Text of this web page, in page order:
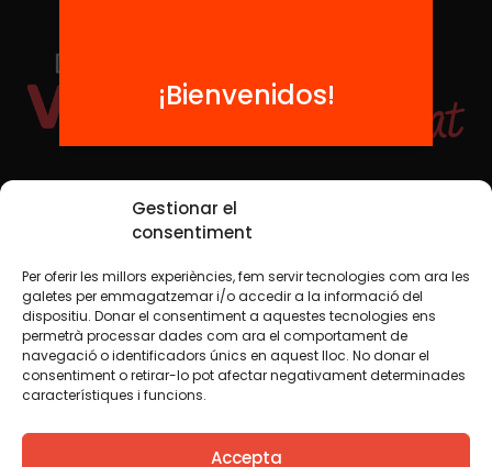
Gestionar el
consentiment
Per oferir les millors experiències, fem servir tecnologies com ara les
galetes per emmagatzemar i/o accedir a la informació del
dispositiu. Donar el consentiment a aquestes tecnologies ens
permetrà processar dades com ara el comportament de
navegació o identificadors únics en aquest lloc. No donar el
consentiment o retirar-lo pot afectar negativament determinades
característiques i funcions.
Accepta
Redes sociales
TWT YTB IG FB IN
Aviso legalPolítica de cookies
Creemos que el conocimiento debe compartirse. Por eso
utilizamos una licencia Creative Commons, salvo que en
¡Bienvenidos!